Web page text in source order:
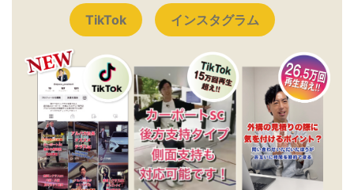
TikTok インスタグラム